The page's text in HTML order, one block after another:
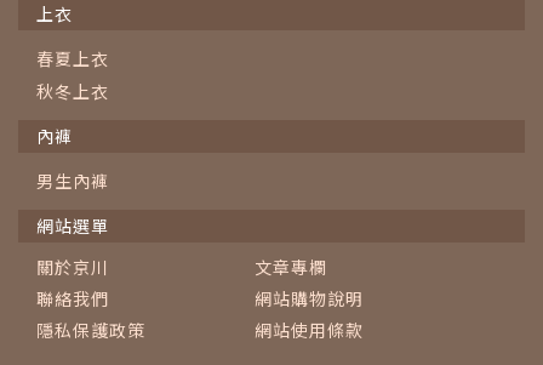
上衣
春夏上衣
秋冬上衣
內褲
男生內褲
網站選單
關於京川
文章專欄
聯絡我們
網站購物說明
隱私保護政策
網站使用條款